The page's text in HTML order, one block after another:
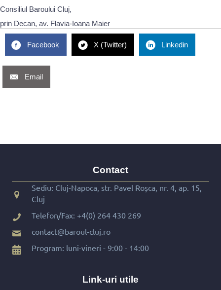
Consiliul Baroului Cluj,
prin Decan, av. Flavia-Ioana Maier
Facebook X (Twitter) Linkedin
Email
Contact
Sediu: Cluj-Napoca, str. Pavel Roșca, nr. 4, ap. 15,
Cluj
Telefon/Fax: +4(0) 264 430 269
contact@baroul-cluj.ro
Program: luni-vineri - 9:00 - 14:00
Link-uri utile